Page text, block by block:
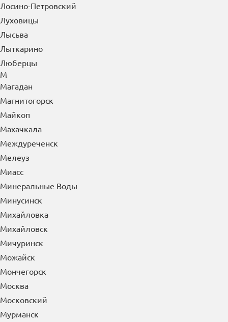
Лосино-Петровский
Луховицы
Лысьва
Лыткарино
Люберцы
М
Магадан
Магнитогорск
Майкоп
Махачкала
Междуреченск
Мелеуз
Миасс
Минеральные Воды
Минусинск
Михайловка
Михайловск
Мичуринск
Можайск
Мончегорск
Москва
Московский
Мурманск